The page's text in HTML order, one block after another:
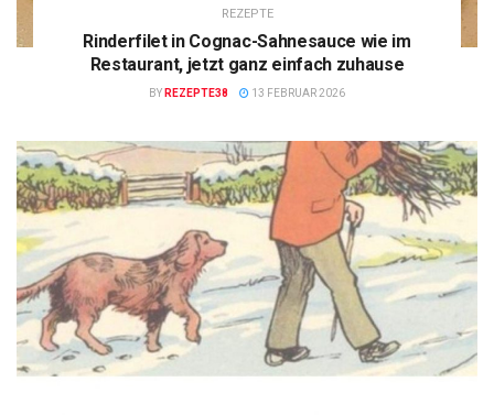
REZEPTE
Rinderfilet in Cognac-Sahnesauce wie im
Restaurant, jetzt ganz einfach zuhause
BY REZEPTE38 13 FEBRUAR 2026